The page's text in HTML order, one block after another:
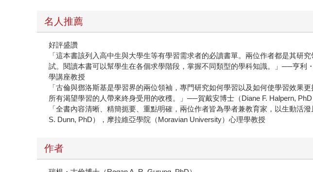
名人推薦
好評盛讚
「這本書該列入高中生與大學生等有學習需求者的必讀書單。兩位作者都是其
試。閱讀本書可以幫學生在各個求學階段，掌握不同類型的學科知識。」──亨利
學講座教授
「古倫與鄧洛斯基是學習界的兩位領袖，專門研究如何學習以及如何使學習效
所有渴望學習的人帶來終身受用的收穫。」──賀戴安博士（Diane F. Halpern,
「全書內容清晰、精簡扼要、重點明確，兩位作者皆為學者兼教育家，以生動
S. Dunn, PhD），摩拉維亞學院（Moravian University）心理學教授
作者